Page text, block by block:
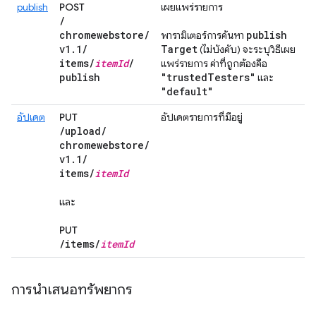
publish POST
/
chromewebstore/
v1 . 1 /
items/itemId/
publish
เผยแพร่รายการ
พารามิเตอร์การค้นหา publish
Target(ไม่บังคับ) จะระบุวิธีเผย
แพร่รายการ ค่าที่ถูกต้องคือ
"trustedTesters" และ
"default"
อัปเดต PUT
/upload/
chromewebstore/
v1 . 1 /
items/itemId
และ
PUT
/items/itemId
อัปเดตรายการที่มีอยู่
การนำเสนอทรัพยากร